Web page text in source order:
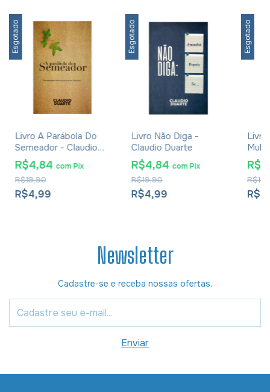
Esgotado
Livro A Parábola Do
Semeador - Claudio
Duarte
R$4,99
R$19,90
R$4,84 com Pix
Esgotado
Livro Não Diga -
Claudio Duarte
R$4,99
R$19,90
R$4,84 com Pix
Esgotado
Livro
Newsletter
Cadastre-se e receba nossas ofertas.